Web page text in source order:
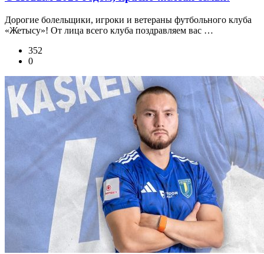
Дорогие болельщики, игроки и ветераны футбольного клуба
«Жетысу»! От лица всего клуба поздравляем вас …
352
0